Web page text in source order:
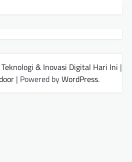
Teknologi & Inovasi Digital Hari Ini |
| Powered byWordPress.